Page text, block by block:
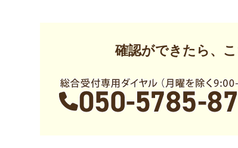
確認ができたら、